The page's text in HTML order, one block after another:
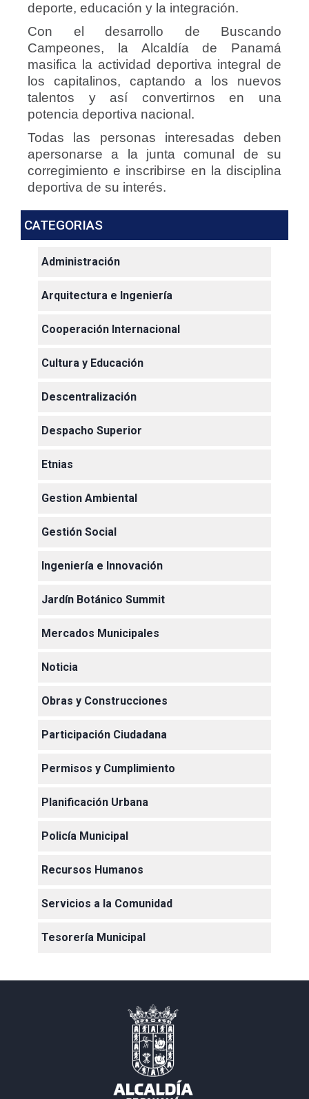
deporte, educación y la integración.
Con el desarrollo de Buscando
Campeones, la Alcaldía de Panamá
masifica la actividad deportiva integral de
los capitalinos, captando a los nuevos
talentos y así convertirnos en una
potencia deportiva nacional.
Todas las personas interesadas deben
apersonarse a la junta comunal de su
corregimiento e inscribirse en la disciplina
deportiva de su interés.
CATEGORIAS
Administración
Arquitectura e Ingeniería
Cooperación Internacional
Cultura y Educación
Descentralización
Despacho Superior
Etnias
Gestion Ambiental
Gestión Social
Ingeniería e Innovación
Jardín Botánico Summit
Mercados Municipales
Noticia
Obras y Construcciones
Participación Ciudadana
Permisos y Cumplimiento
Planificación Urbana
Policía Municipal
Recursos Humanos
Servicios a la Comunidad
Tesorería Municipal